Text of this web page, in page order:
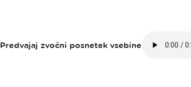
Predvajaj zvočni posnetek vsebine